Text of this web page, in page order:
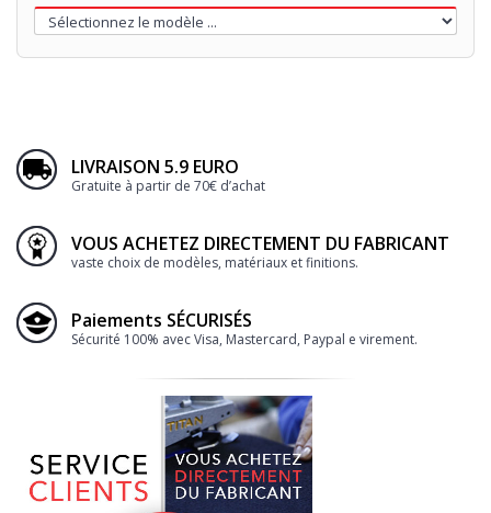
LIVRAISON 5.9 EURO
Gratuite à partir de 70€ d’achat
VOUS ACHETEZ DIRECTEMENT DU FABRICANT
vaste choix de modèles, matériaux et finitions.
Paiements SÉCURISÉS
Sécurité 100% avec Visa, Mastercard, Paypal e virement.